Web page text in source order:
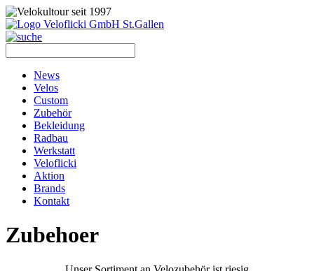
News
Velos
Custom
Zubehör
Bekleidung
Radbau
Werkstatt
Veloflicki
Aktion
Brands
Kontakt
Zubehoer